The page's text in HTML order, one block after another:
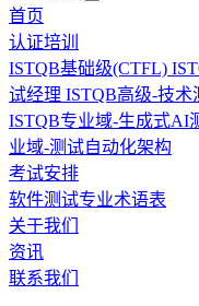
首页
认证培训
ISTQB基础级(CTFL)
试经理 ISTQB高级-技术
ISTQB专业域-生成式AI
业域-测试自动化架构
考试安排
软件测试专业术语表
关于我们
资讯
联系我们